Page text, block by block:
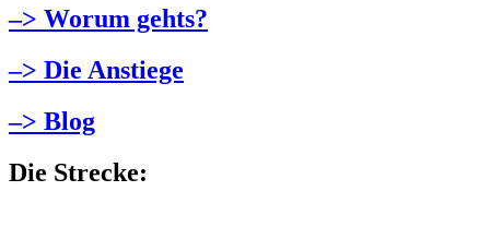
–> Worum gehts?
–> Die Anstiege
–> Blog
Die Strecke: